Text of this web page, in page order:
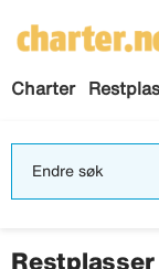
Charter
Endre søk
Restplasser